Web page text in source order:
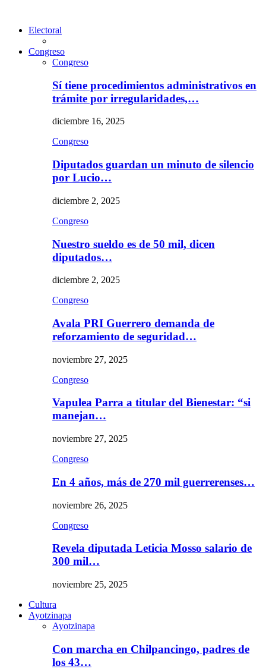
Electoral
Congreso
Congreso
Sí tiene procedimientos administrativos en
trámite por irregularidades,…
diciembre 16, 2025
Congreso
Diputados guardan un minuto de silencio
por Lucio…
diciembre 2, 2025
Congreso
Nuestro sueldo es de 50 mil, dicen
diputados…
diciembre 2, 2025
Congreso
Avala PRI Guerrero demanda de
reforzamiento de seguridad…
noviembre 27, 2025
Congreso
Vapulea Parra a titular del Bienestar: “si
manejan…
noviembre 27, 2025
Congreso
En 4 años, más de 270 mil guerrerenses…
noviembre 26, 2025
Congreso
Revela diputada Leticia Mosso salario de
300 mil…
noviembre 25, 2025
Cultura
Ayotzinapa
Ayotzinapa
Con marcha en Chilpancingo, padres de
los 43…